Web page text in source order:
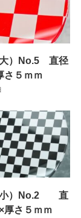
）No.5 直径
さ５ｍｍ
小）No.2 直
厚さ５ｍｍ